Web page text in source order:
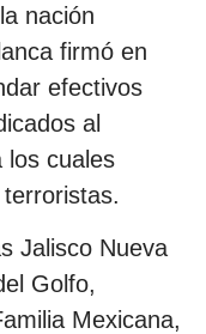
nación
firmó en
efectivos
al
los cuales
Jalisco Nueva
Golfo,
Mexicana,